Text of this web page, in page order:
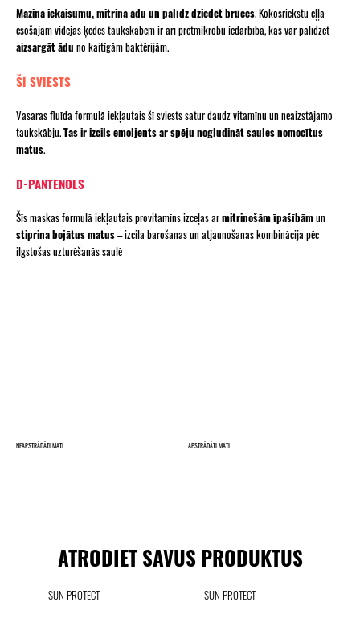
Mazina iekaisumu, mitrina ādu un palīdz dziedēt brūces. Kokosriekstu eļļā
esošajām vidējās ķēdes taukskābēm ir arī pretmikrobu iedarbība, kas var palīdzēt
aizsargāt ādu no kaitīgām baktērijām.
ŠĪ SVIESTS
Vasaras fluīda formulā iekļautais šī sviests satur daudz vitamīnu un neaizstājamo
taukskābju.Tas ir izcils emoljents ar spēju nogludināt saules nomocītus
matus.
D-PANTENOLS
Šīs maskas formulā iekļautais provitamīns izceļas armitrinošām īpašībāmun
stiprina bojātus matus– izcila barošanas un atjaunošanas kombinācija pēc
ilgstošas uzturēšanās saulē
NEAPSTRĀDĀTI MATI APSTRĀDĀTI MATI
ATRODIET SAVUS PRODUKTUS
SUN PROTECT SUN PROTECT